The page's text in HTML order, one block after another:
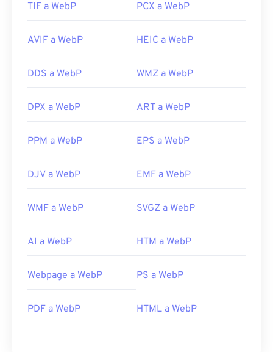
TIF a WebP PCX a WebP
AVIF a WebP HEIC a WebP
DDS a WebP WMZ a WebP
DPX a WebP ART a WebP
PPM a WebP EPS a WebP
DJV a WebP EMF a WebP
WMF a WebP SVGZ a WebP
AI a WebP HTM a WebP
Webpage a WebP PS a WebP
PDF a WebP HTML a WebP